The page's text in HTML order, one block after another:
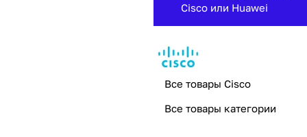
Cisco или Huawei
Все товары Cisco
Все товары категории